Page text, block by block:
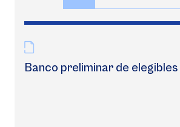
Banco preliminar de elegibles